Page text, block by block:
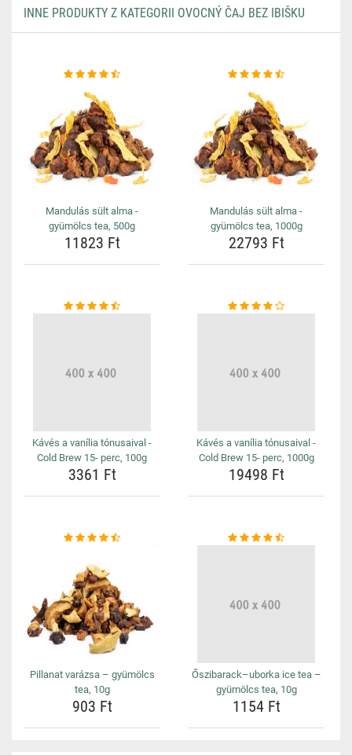
INNE PRODUKTY Z KATEGORII OVOCNÝ ČAJ BEZ IBIŠKU
Mandulás sült alma -
gyümölcs tea, 500g
11823 Ft
Mandulás sült alma -
gyümölcs tea, 1000g
22793 Ft
Kávés a vanília tónusaival -
Cold Brew 15- perc, 100g
3361 Ft
Kávés a vanília tónusaival -
Cold Brew 15- perc, 1000g
19498 Ft
Pillanat varázsa – gyümölcs
tea, 10g
903 Ft
Őszibarack–uborka ice tea –
gyümölcs tea, 10g
1154 Ft